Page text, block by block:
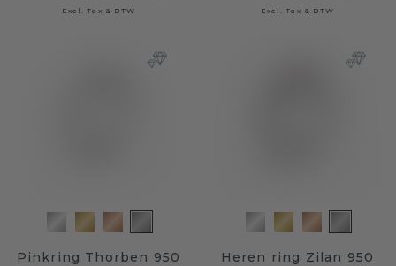
Excl. Tax & BTW Excl. Tax & BTW
Pinkring Thorben 950
Heren ring Zilan 950